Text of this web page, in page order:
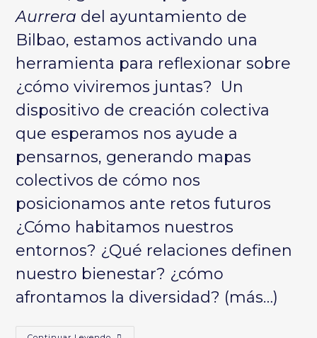
Aurrera del ayuntamiento de
Bilbao, estamos activando una
herramienta para reflexionar sobre
¿cómo viviremos juntas? Un
dispositivo de creación colectiva
que esperamos nos ayude a
pensarnos, generando mapas
colectivos de cómo nos
posicionamos ante retos futuros
¿Cómo habitamos nuestros
entornos? ¿Qué relaciones definen
nuestro bienestar? ¿cómo
afrontamos la diversidad? (más…)